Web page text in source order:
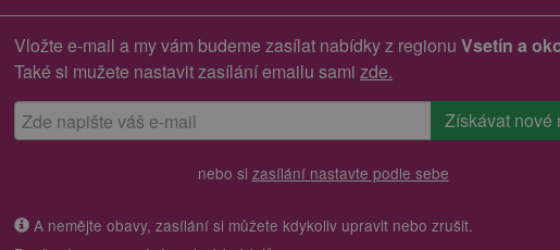
Vložte e-mail a my vám budeme zasílat nabídky z regionu Vsetín a
Také si mužete nastavit zasílání emailu sami zde.
nebo si zasílání nastavte podle sebe
A nemějte obavy, zasílání si můžete kdykoliv upravit nebo zrušit.